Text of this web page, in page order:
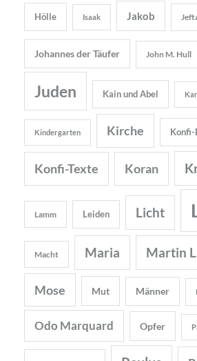
Hölle Isaak Jakob
Johannes der Täufer John M. Hull
Juden Kain und Abel
Kindergarten Kirche
Konfi-Texte Koran
Lamm Leiden Licht
Macht Maria Martin
Mose Mut Männer
Odo Marquard Opfer